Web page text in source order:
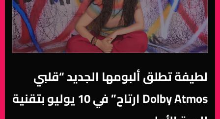
لطيفة تطلق ألبومها الجديد “قلبي
ارتاح” في 10 يوليو بتقنية Dolby Atmos